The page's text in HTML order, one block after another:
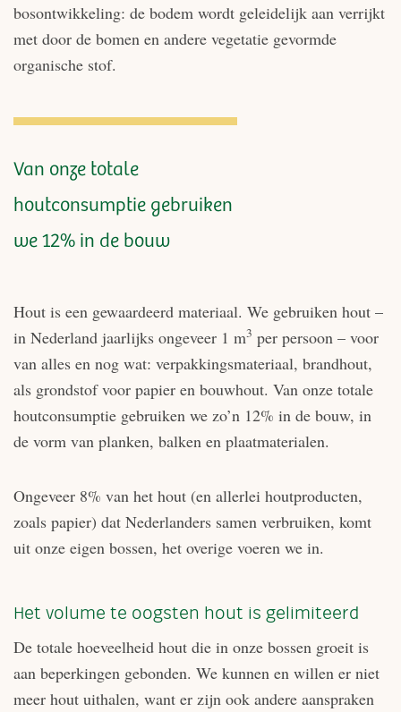
bosontwikkeling: de bodem wordt geleidelijk aan verrijkt
met door de bomen en andere vegetatie gevormde
organische stof.
Van onze totale
houtconsumptie gebruiken
we 12% in de bouw
Hout is een gewaardeerd materiaal. We gebruiken hout –
in Nederland jaarlijks ongeveer 1 m3 per persoon – voor
van alles en nog wat: verpakkingsmateriaal, brandhout,
als grondstof voor papier en bouwhout. Van onze totale
houtconsumptie gebruiken we zo’n 12% in de bouw, in
de vorm van planken, balken en plaatmaterialen.
Ongeveer 8% van het hout (en allerlei houtproducten,
zoals papier) dat Nederlanders samen verbruiken, komt
uit onze eigen bossen, het overige voeren we in.
Het volume te oogsten hout is gelimiteerd
De totale hoeveelheid hout die in onze bossen groeit is
aan beperkingen gebonden. We kunnen en willen er niet
meer hout uithalen, want er zijn ook andere aanspraken